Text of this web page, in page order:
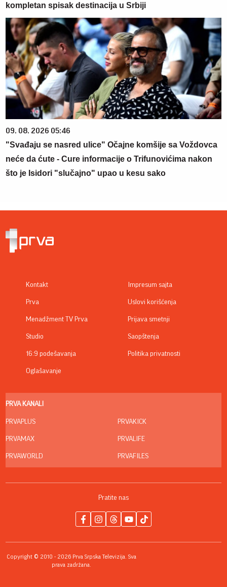
kompletan spisak destinacija u Srbiji
09. 08. 2026 05:46
"Svađaju se nasred ulice" Očajne komšije sa Voždovca
neće da ćute - Cure informacije o Trifunovićima nakon
što je Isidori "slučajno" upao u kesu sako
Kontakt
Prva
Menadžment TV Prva
Studio
16:9 podešavanja
Oglašavanje
Impresum sajta
Uslovi korišćenja
Prijava smetnji
Saopštenja
Politika privatnosti
PRVA KANALI
PRVAPLUS
PRVAMAX
PRVAWORLD
PRVAKICK
PRVALIFE
PRVAFILES
Pratite nas
Copyright © 2010 - 2026 Prva Srpska Televizija. Sva
prava zadržana.